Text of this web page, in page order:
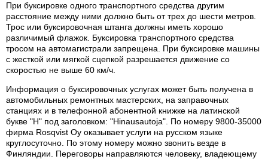
При буксировке одного транспортного средства другим
расстояние между ними должно быть от трех до шести метров.
Трос или буксировочная штанга должны иметь хорошо
различимый флажок. Буксировка транспортного средства
тросом на автомагистрали запрещена. При буксировке машины
с жесткой или мягкой сцепкой разрешается движение со
скоростью не выше 60 км/ч.
Информация о буксировочных услугах может быть получена в
автомобильных ремонтных мастерских, на заправочных
станциях и в телефонной абонентной книжке на латинской
букве "Н" под заголовком: "Hinausautoja". По номеру 9800-35000
фирма Rosqvist Оу оказывает услуги на русском языке
круглосуточно. По этому номеру можно звонить везде в
Финляндии. Переговоры направляются человеку, владеющему